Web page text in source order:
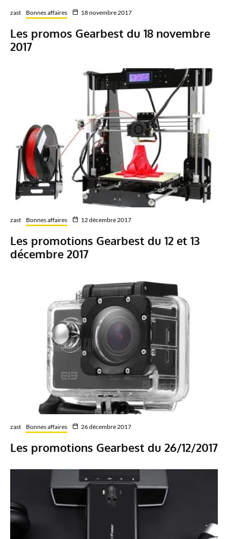
zast Bonnes affaires 18 novembre 2017
Les promos Gearbest du 18 novembre
2017
zast Bonnes affaires 12 décembre 2017
Les promotions Gearbest du 12 et 13
décembre 2017
zast Bonnes affaires 26 décembre 2017
Les promotions Gearbest du 26/12/2017